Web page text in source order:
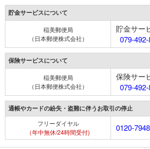
貯金サービスについて
稲美郵便局
（日本郵便株式会社）
貯金サー
079-
保険サービスについて
稲美郵便局
（日本郵便株式会社）
保険サー
079-
通帳やカードの紛失・盗難に伴うお取引の停止
フリーダイヤル
（年中無休/24時間受付)
0120-